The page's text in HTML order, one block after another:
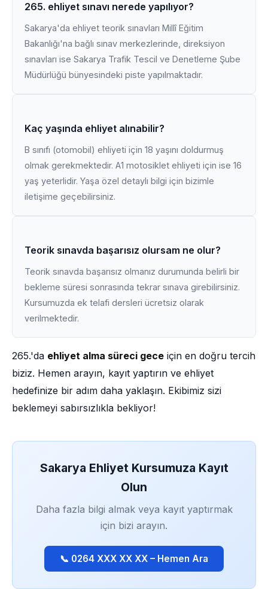
265. ehliyet sınavı nerede yapılıyor?
Sakarya'da ehliyet teorik sınavları Millî Eğitim
Bakanlığı'na bağlı sınav merkezlerinde, direksiyon
sınavları ise Sakarya Trafik Tescil ve Denetleme Şube
Müdürlüğü bünyesindeki piste yapılmaktadır.
Kaç yaşında ehliyet alınabilir?
B sınıfı (otomobil) ehliyeti için 18 yaşını doldurmuş
olmak gerekmektedir. A1 motosiklet ehliyeti için ise 16
yaş yeterlidir. Yaşa özel detaylı bilgi için bizimle
iletişime geçebilirsiniz.
Teorik sınavda başarısız olursam ne olur?
Teorik sınavda başarısız olmanız durumunda belirli bir
bekleme süresi sonrasında tekrar sınava girebilirsiniz.
Kursumuzda ek telafi dersleri ücretsiz olarak
verilmektedir.
265.'da ehliyet alma süreci gece için en doğru tercih
biziz. Hemen arayın, kayıt yaptırın ve ehliyet
hedefinize bir adım daha yaklaşın. Ekibimiz sizi
beklemeyi sabırsızlıkla bekliyor!
Sakarya Ehliyet Kursumuza Kayıt
Olun
Daha fazla bilgi almak veya kayıt yaptırmak
için bizi arayın.
📞 0264 XXX XX XX – Hemen Ara